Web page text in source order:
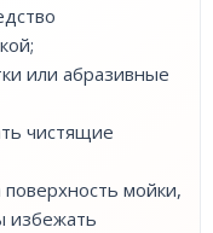
или абразивные
чистящие
поверхность мойки,
избежать